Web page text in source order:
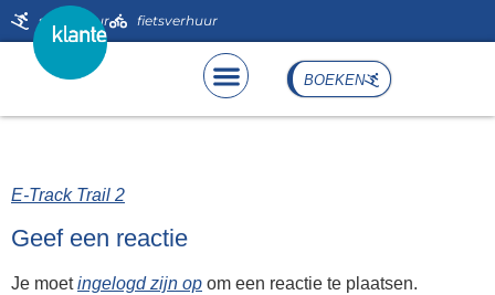
de
inhoud
skiverhuur fietsverhuur
BOEKEN
E-Track Trail 2
Geef een reactie
Je moetingelogd zijn op om een reactie te plaatsen.